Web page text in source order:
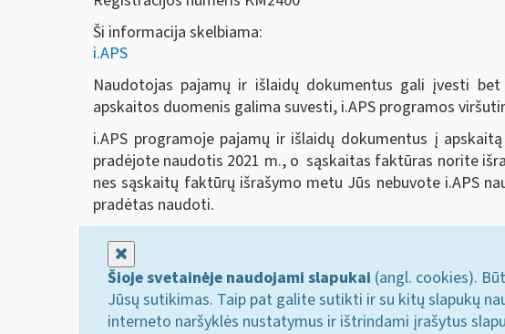
Ši informacija skelbiama:
i.APS
Naudotojas pajamų ir išlaidų dokumentus gali įvesti
apskaitos duomenis galima suvesti, i.APS programos
i.APS programoje pajamų ir išlaidų dokumentus į
pradėjote naudotis 2021 m., o sąskaitas faktūras norite
nes sąskaitų faktūrų išrašymo metu Jūs nebuvote i.APS
pradėtas naudoti.
Šioje svetainėje naudojami slapukai (angl. cookies).
Jūsų sutikimas. Taip pat galite sutikti ir su kitų slapukų
interneto naršyklės nustatymus ir ištrindami įrašytus